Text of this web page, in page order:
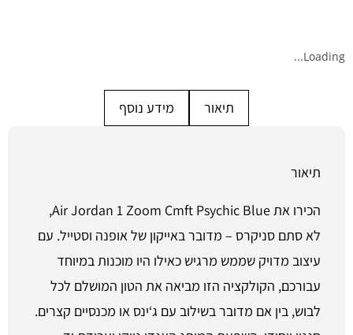
Loading...
תיאור מידע נוסף
תיאור
הכירו את Air Jordan 1 Zoom Cmft Psychic Blue,
לא סתם סניקרס – מדובר באייקון של אופנה וסטייל. עם
עיצוב מדויק שממש מרגיש כאילו היו מוכנות במיוחד
עבורכם, הקולקציה הזו מביאה את הטון המושלם לכל
לבוש, בין אם מדובר בשילוב עם ג‘ינס או מכנסיים קצרים.